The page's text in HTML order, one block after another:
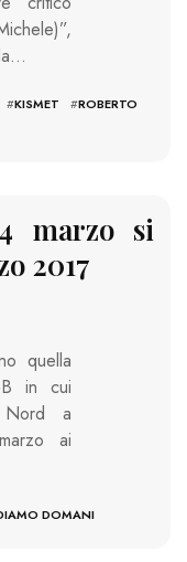
#KISMET #ROBERTO
marzo si
2017
quella
in cui
Nord a
ai
DOMANI